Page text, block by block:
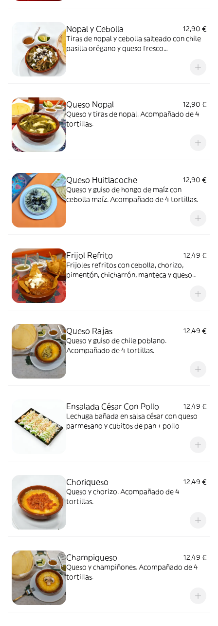
Nopal y Cebolla
12,90 €
Tiras de nopal y cebolla salteado con chile
pasilla orégano y queso fresco
Queso Nopal
12,90 €
Queso y tiras de nopal. Acompañado de 4
tortillas.
Queso Huitlacoche
12,90 €
Queso y guiso de hongo de maíz con
cebolla maíz. Acompañado de 4 tortillas.
Frijol Refrito
12,49 €
Frijoles refritos con cebolla, chorizo,
pimentón, chicharrón, manteca y queso
Queso Rajas
12,49 €
Queso y guiso de chile poblano.
Acompañado de 4 tortillas.
Ensalada César Con Pollo
12,49 €
Lechuga bañada en salsa césar con queso
parmesano y cubitos de pan + pollo
Choriqueso
12,49 €
Queso y chorizo. Acompañado de 4
tortillas.
Champiqueso
12,49 €
Queso y champiñones. Acompañado de 4
tortillas.